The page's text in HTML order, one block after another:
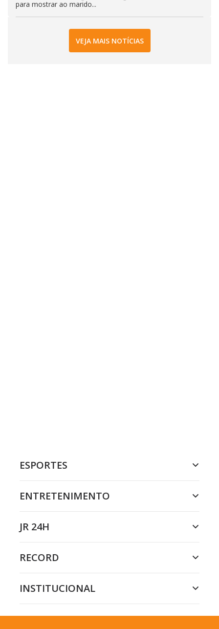
para mostrar ao marido...
VEJA MAIS NOTÍCIAS
ESPORTES
ENTRETENIMENTO
JR 24H
RECORD
INSTITUCIONAL